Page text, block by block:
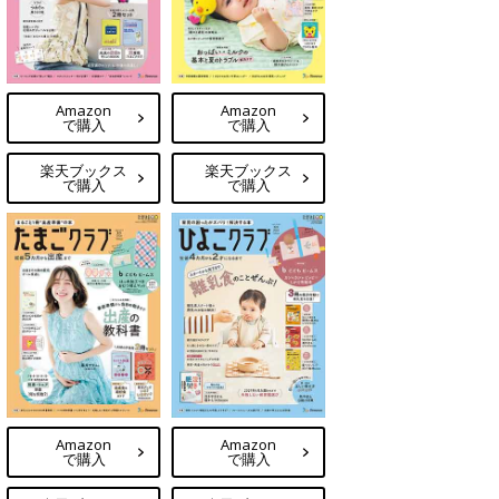
Amazon
で購入
楽天ブックス
で購入
Amazon
で購入
楽天ブックス
で購入
Amazon
で購入
Amazon
で購入